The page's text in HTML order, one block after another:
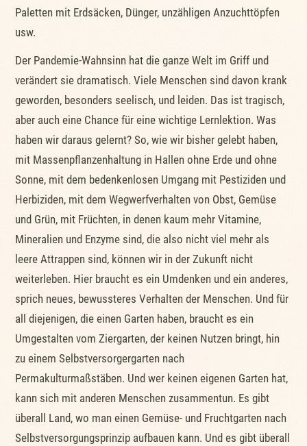
Paletten mit Erdsäcken, Dünger, unzähligen Anzuchttöpfen
usw.
Der Pandemie-Wahnsinn hat die ganze Welt im Griff und
verändert sie dramatisch. Viele Menschen sind davon krank
geworden, besonders seelisch, und leiden. Das ist tragisch,
aber auch eine Chance für eine wichtige Lernlektion. Was
haben wir daraus gelernt? So, wie wir bisher gelebt haben,
mit Massenpflanzenhaltung in Hallen ohne Erde und ohne
Sonne, mit dem bedenkenlosen Umgang mit Pestiziden und
Herbiziden, mit dem Wegwerfverhalten von Obst, Gemüse
und Grün, mit Früchten, in denen kaum mehr Vitamine,
Mineralien und Enzyme sind, die also nicht viel mehr als
leere Attrappen sind, können wir in der Zukunft nicht
weiterleben. Hier braucht es ein Umdenken und ein anderes,
sprich neues, bewussteres Verhalten der Menschen. Und für
all diejenigen, die einen Garten haben, braucht es ein
Umgestalten vom Ziergarten, der keinen Nutzen bringt, hin
zu einem Selbstversorgergarten nach
Permakulturmaßstäben. Und wer keinen eigenen Garten hat,
kann sich mit anderen Menschen zusammentun. Es gibt
überall Land, wo man einen Gemüse- und Fruchtgarten nach
Selbstversorgungsprinzip aufbauen kann. Und es gibt überall